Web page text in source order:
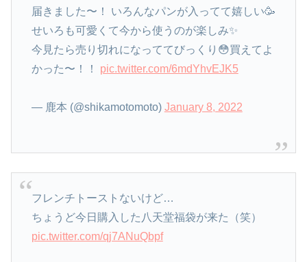
届きました〜！ いろんなパンが入ってて嬉しい🥳
せいろも可愛くて今から使うのが楽しみ✨
今見たら売り切れになっててびっくり😳買えてよ
かった〜！！ pic.twitter.com/6mdYhvEJK5
— 鹿本 (@shikamotomoto) January 8, 2022
フレンチトーストないけど…
ちょうど今日購入した八天堂福袋が来た（笑）
pic.twitter.com/qj7ANuQbpf